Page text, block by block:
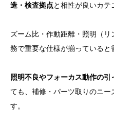
造・検査拠点と相性が良いカテ
ズーム比・作動距離・照明（
務で重要な仕様が揃っていると
照明不良やフォーカス動作の引
ても、補修・パーツ取りのニー
す。